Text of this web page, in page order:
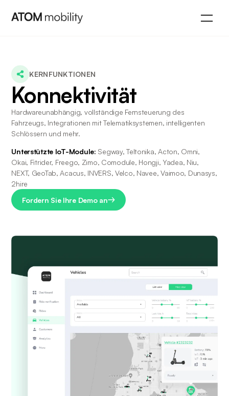
KERNFUNKTIONEN
Konnektivität
Hardwareunabhängig, vollständige Fernsteuerung des
Fahrzeugs, Integrationen mit Telematiksystemen, intelligenten
Schlössern und mehr.
Unterstützte IoT-Module: Segway, Teltonika, Acton, Omni,
Okai, Fitrider, Freego, Zimo, Comodule, Hongji, Yadea, Niu,
NEXT, GeoTab, Acacus, INVERS, Velco, Navee, Vaimoo, Dunasys,
2hire
Fordern Sie Ihre Demo an